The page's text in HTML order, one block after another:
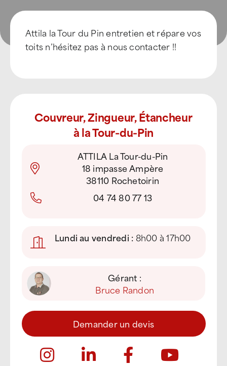
Attila la Tour du Pin entretien et répare vos
toits n’hésitez pas à nous contacter !!
Couvreur, Zingueur, Étancheur
à la Tour-du-Pin
ATTILA La Tour-du-Pin
18 impasse Ampère
38110 Rochetoirin
04 74 80 77 13
Lundi au vendredi : 8h00 à 17h00
Gérant :
Bruce Randon
Demander un devis